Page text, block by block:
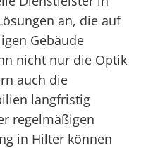
an, die auf
Gebäude
nicht nur die Optik
auch die
langfristig
regelmäßigen
in Hilter können